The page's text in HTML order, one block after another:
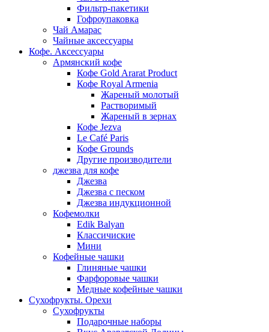
Фильтр-пакетики
Гофроупаковка
Чай Амарас
Чайные аксессуары
Кофе. Аксессуары
Армянский кофе
Кофе Gold Ararat Product
Кофе Royal Armenia
Жареный молотый
Растворимый
Жареный в зернах
Кофе Jezva
Le Café Paris
Кофе Grounds
Другие производители
джезва для кофе
Джезва
Джезва с песком
Джезва индукционной
Кофемолки
Edik Balyan
Классичиские
Мини
Кофейные чашки
Глиняные чашки
Фарфоровые чашки
Медные кофейные чашки
Сухофрукты. Орехи
Сухофрукты
Подарочные наборы